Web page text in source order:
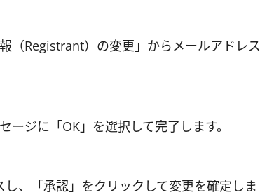
（Registrant）の変更」からメールアドレス
ジに「OK」を選択して完了します。
、「承認」をクリックして変更を確定しま